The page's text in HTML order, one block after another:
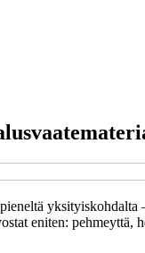
eniten: